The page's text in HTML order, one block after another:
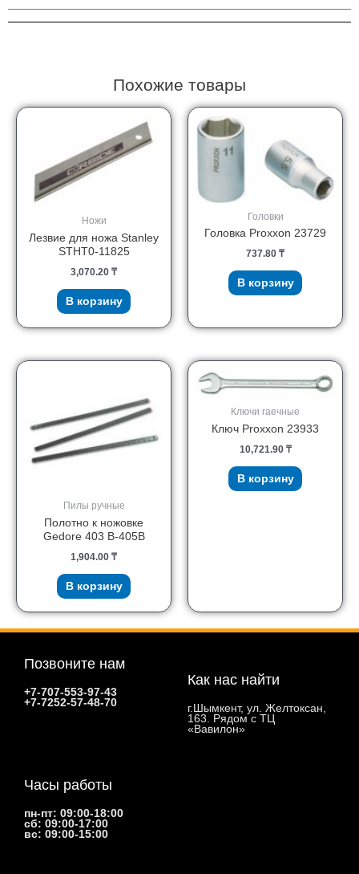
Похожие товары
Ножи
Лезвие для ножа Stanley
STHT0-11825
3,070.20 ₸
В корзину
Головки
Головка Proxxon 23729
737.80 ₸
В корзину
Пилы ручные
Полотно к ножовке
Gedore 403 B-405B
1,904.00 ₸
В корзину
Ключи гаечные
Ключ Proxxon 23933
10,721.90 ₸
В корзину
Позвоните нам
+7-707-553-97-43
+7-7252-57-48-70
Как нас найти
г.Шымкент, ул. Желтоксан,
163. Рядом с ТЦ
«Вавилон»
Часы работы
пн-пт: 09:00-18:00
сб: 09:00-17:00
вс: 09:00-15:00